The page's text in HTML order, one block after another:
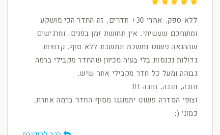
ללא ספק, אחרי 30+ חדרים, זה החדר הכי מושקע
ומתוחכם שעשיתי. אין תחושת זמן בפנים, ומרגישים
שההנאה פשוט נמשכת ונמשכת ללא סוף. קבוצות
גדולות נכנסות בלי בעיה מכיוון שהחדר מקבילי ברמה
גבוהה ומעל כל חדר מקבילי אחר שיש.
חובה, חובה, חובה !!!
וצופי הסדרה פשוט יתמוגגו מסוף החדר ברמה אחרת,
כמוני (: